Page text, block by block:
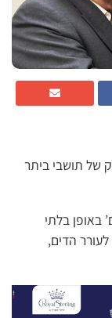
של תושבי ביתר
באופן בלתי
הדים,